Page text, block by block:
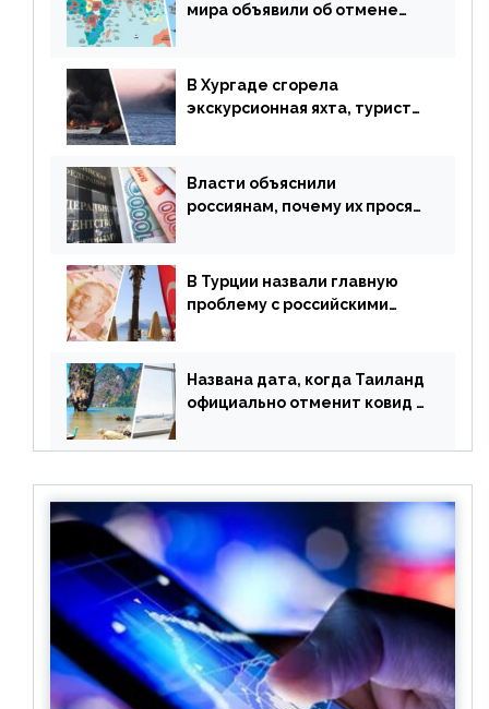
мира объявили об отмене
В Хургаде сгорела
экскурсионная яхта, туристы
Власти объяснили
россиянам, почему их просят
В Турции назвали главную
проблему с российскими
Названа дата, когда Таиланд
официально отменит ковид и